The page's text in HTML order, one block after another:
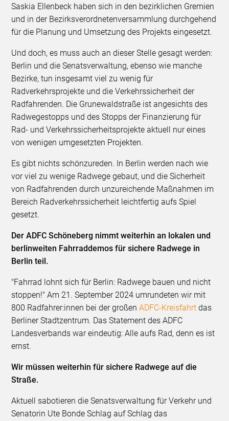
Saskia Ellenbeck haben sich in den bezirklichen Gremien
und in der Bezirksverordnetenversammlung durchgehend
für die Planung und Umsetzung des Projekts eingesetzt.
Und doch, es muss auch an dieser Stelle gesagt werden:
Berlin und die Senatsverwaltung, ebenso wie manche
Bezirke, tun insgesamt viel zu wenig für
Radverkehrsprojekte und die Verkehrssicherheit der
Radfahrenden. Die Grunewaldstraße ist angesichts des
Radwegestopps und des Stopps der Finanzierung für
Rad- und Verkehrssicherheitsprojekte aktuell nur eines
von wenigen umgesetzten Projekten.
Es gibt nichts schönzureden. In Berlin werden nach wie
vor viel zu wenige Radwege gebaut, und die Sicherheit
von Radfahrenden durch unzureichende Maßnahmen im
Bereich Radverkehrssicherheit leichtfertig aufs Spiel
gesetzt.
Der ADFC Schöneberg nimmt weiterhin an lokalen und
berlinweiten Fahrraddemos für sichere Radwege in
Berlin teil.
"Fahrrad lohnt sich für Berlin: Radwege bauen und nicht
stoppen!" Am 21. September 2024 umrundeten wir mit
800 Radfahrer:innen bei der großenADFC-Kreisfahrt das
Berliner Stadtzentrum. Das Statement des ADFC
Landesverbands war eindeutig: Alle aufs Rad, denn es ist
ernst.
Wir müssen weiterhin für sichere Radwege auf die
Straße.
Aktuell sabotieren die Senatsverwaltung für Verkehr und
Senatorin Ute Bonde Schlag auf Schlag das